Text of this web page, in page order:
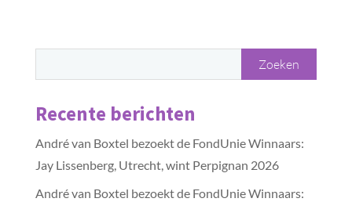
Recente berichten
André van Boxtel bezoekt de FondUnie Winnaars:
Jay Lissenberg, Utrecht, wint Perpignan 2026
André van Boxtel bezoekt de FondUnie Winnaars: